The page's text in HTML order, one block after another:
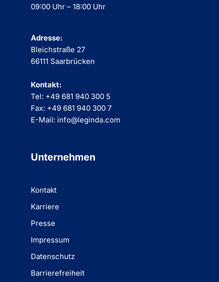
09:00 Uhr – 18:00 Uhr
Adresse:
Bleichstraße 27
66111 Saarbrücken
Kontakt:
Tel: +49 681 940 300 5
Fax: +49 681 940 300 7
E-Mail: info@leginda.com
Unternehmen
Kontakt
Karriere
Presse
Impressum
Datenschutz
Barrierefreiheit